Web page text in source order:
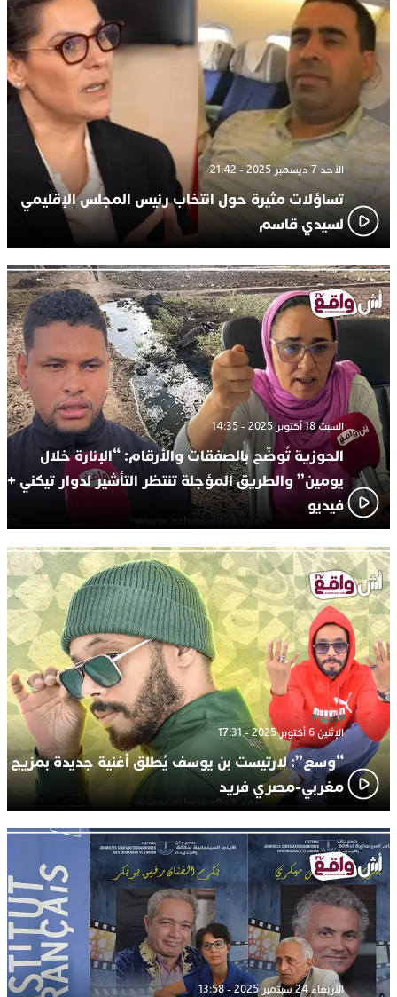
الأحد 7 ديسمبر 2025 - 21:42
تساؤلات مثيرة حول انتخاب رئيس المجلس الإقليمي
لسيدي قاسم
السبت 18 أكتوبر 2025 - 14:35
الحوزية تُوضّح بالصفقات والأرقام: “الإنارة خلال
يومين” والطريق المؤجلة تنتظر التأشير لدوار تيكني +
فيديو
الإثنين 6 أكتوبر 2025 - 17:31
“وسع”: لارتيست بن يوسف يُطلق أغنية جديدة بمزيج
مغربي-مصري فريد
الأربعاء 24 سبتمبر 2025 - 13:58